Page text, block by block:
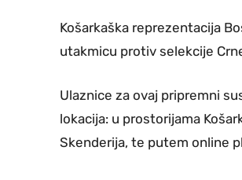
Košarkaška reprezentacija
utakmicu protiv selekcije
Ulaznice za ovaj pripremni
lokacija: u prostorijama
Skenderija, te putem online